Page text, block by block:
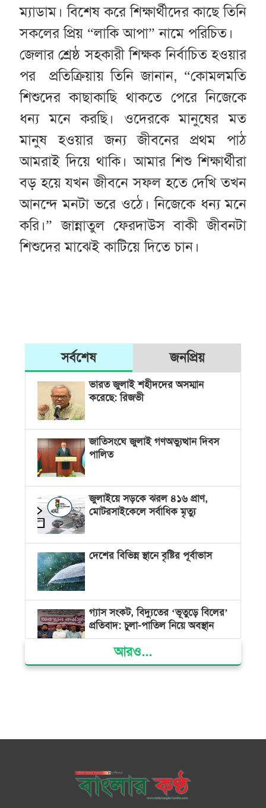
ম্যাডাম। বিশেষ করে শিক্ষার্থীদের কাছে তিনি
সকলের প্রিয় “লাকি আপা” নামে পরিচিত।
জেলার শ্রেষ্ঠ সহকারী শিক্ষক নির্বাচিত হওয়ার
পর প্রতিক্রিয়ায় তিনি জানান, “কোমলমতি
শিশুদের কাছাকাছি থাকতে পেরে নিজেকে
ধন্য মনে করছি। ওদেরকে মানুষের মত
মানুষ হওয়ার জন্য জীবনের প্রথম পাঠ
আমরাই দিয়ে থাকি। আমার শিশু শিক্ষার্থীরা
বড় হয়ে যখন জীবনে সফল হতে দেখি তখন
আনন্দে মনটা ভরে ওঠে। নিজেকে ধন্য মনে
করি।” জান্নাতুল ফেরদাউস বাকী জীবনটা
শিশুদের মাঝেই কাটিয়ে দিতে চান।
সর্বশেষ জনপ্রিয়
ভারত জুলাই শহীদদের অসম্মান
করেছে: রিজভী
জাতিসংঘে জুলাই গণঅভ্যুত্থান দিবস
পালিত
জুলাইয়ে সড়কে ঝরল ৪১৬ প্রাণ,
মোটরসাইকেলে সর্বাধিক মৃত্যু
দেশের বিভিন্ন স্থানে বৃষ্টির পূর্বাভাস
গ্যাস সংকট, বিদ্যুতের ‘ভূতুড়ে বিলের’
প্রতিবাদ: চুলা-পাতিল নিয়ে অবস্থান
ক্ষমতার কেন্দ্র গণভবন থেকে রক্তাক্ত
ভোলায় ১১ দলীয় জোটের বিক্ষোভ
সমাবেশ ও গণমিছিল
আরও...